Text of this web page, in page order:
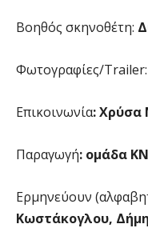
Βοηθός σκηνοθέτη:
Φωτογραφίες/Trailer:
Επικοινωνία: Χρύσα
Παραγωγή: ομάδα
Ερμηνεύουν
Κωστάκογλου,